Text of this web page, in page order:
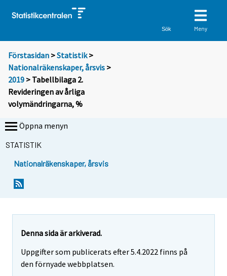
Sök Meny
Förstasidan >Statistik >
Nationalräkenskaper, årsvis >
2019 > Tabellbilaga 2.
Revideringen av årliga
volymändringarna, %
Öppna menyn
STATISTIK
Nationalräkenskaper, årsvis
Denna sida är arkiverad.
Uppgifter som publicerats efter 5.4.2022 finns på
den förnyade webbplatsen.